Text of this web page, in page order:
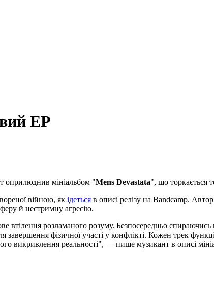
EP
оприлюднив мініальбом "Mens Devastata", що торкається
війною, як ідеться в описі релізу на Bandcamp.
й нестримну агресію.
втілення розламаного розуму. Безпосередньо
завершення фізичної участі у конфлікті. Кожен трек
викривлення реальності", — пише музикант в описі